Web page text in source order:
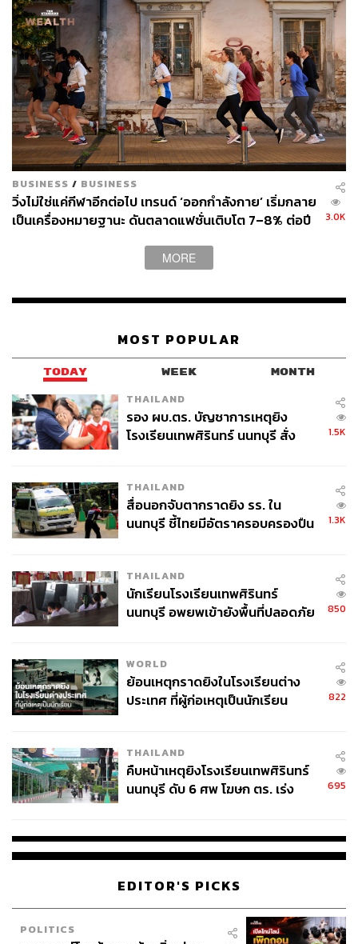
BUSINESS / BUSINESS
วิ่งไม่ใช่แค่กีฬาอีกต่อไป เทรนด์ ‘ออกกำลังกาย’ เริ่มกลาย
เป็นเครื่องหมายฐานะ ดันตลาดแฟชั่นเติบโต 7–8% ต่อปี
3.0K
MORE
MOST POPULAR
TODAY WEEK MONTH
THAILAND
รอง ผบ.ตร. บัญชาการเหตุยิง
โรงเรียนเทพศิรินทร์ นนทบุรี สั่ง
1.5K
THAILAND
สื่อนอกจับตากราดยิง รร. ใน
นนทบุรี ชี้ไทยมีอัตราครอบครองปืน
1.3K
THAILAND
นักเรียนโรงเรียนเทพศิรินทร์
นนทบุรี อพยพเข้ายังพื้นที่ปลอดภัย
850
WORLD
ย้อนเหตุกราดยิงในโรงเรียนต่าง
ประเทศ ที่ผู้ก่อเหตุเป็นนักเรียน
822
THAILAND
คืบหน้าเหตุยิงโรงเรียนเทพศิรินทร์
นนทบุรี ดับ 6 ศพ โฆษก ตร. เร่ง
695
EDITOR'S PICKS
POLITICS